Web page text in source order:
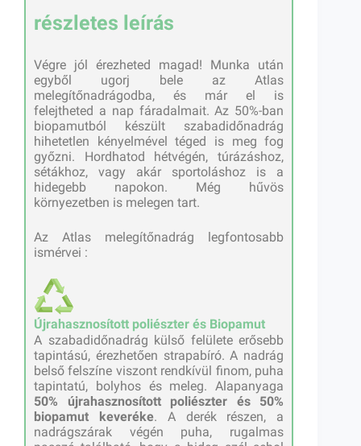
részletes leírás
Végre jól érezheted magad! Munka után
egyből ugorj bele az Atlas
melegítőnadrágodba, és már el is
felejtheted a nap fáradalmait. Az 50%-ban
biopamutból készült szabadidőnadrág
hihetetlen kényelmével téged is meg fog
győzni. Hordhatod hétvégén, túrázáshoz,
sétákhoz, vagy akár sportoláshoz is a
hidegebb napokon. Még hűvös
környezetben is melegen tart.
Az Atlas melegítőnadrág legfontosabb
ismérvei :
Újrahasznosított poliészter és Biopamut
A szabadidőnadrág külső felülete erősebb
tapintású, érezhetően strapabíró. A nadrág
belső felszíne viszont rendkívül finom, puha
tapintatú, bolyhos és meleg. Alapanyaga
50% újrahasznosított poliészter és 50%
biopamut keveréke. A derék részen, a
nadrágszárak végén puha, rugalmas